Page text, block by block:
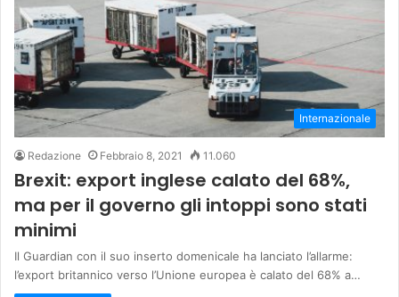
Internazionale
Redazione Febbraio 8, 2021 11.060
Brexit: export inglese calato del 68%,
ma per il governo gli intoppi sono stati
minimi
Il Guardian con il suo inserto domenicale ha lanciato l’allarme:
l’export britannico verso l’Unione europea è calato del 68% a…